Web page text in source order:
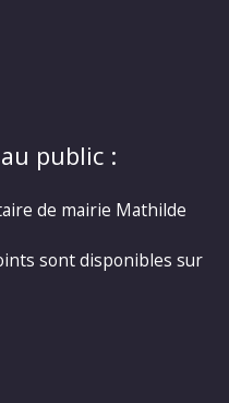
public :
de mairie Mathilde
sont disponibles sur